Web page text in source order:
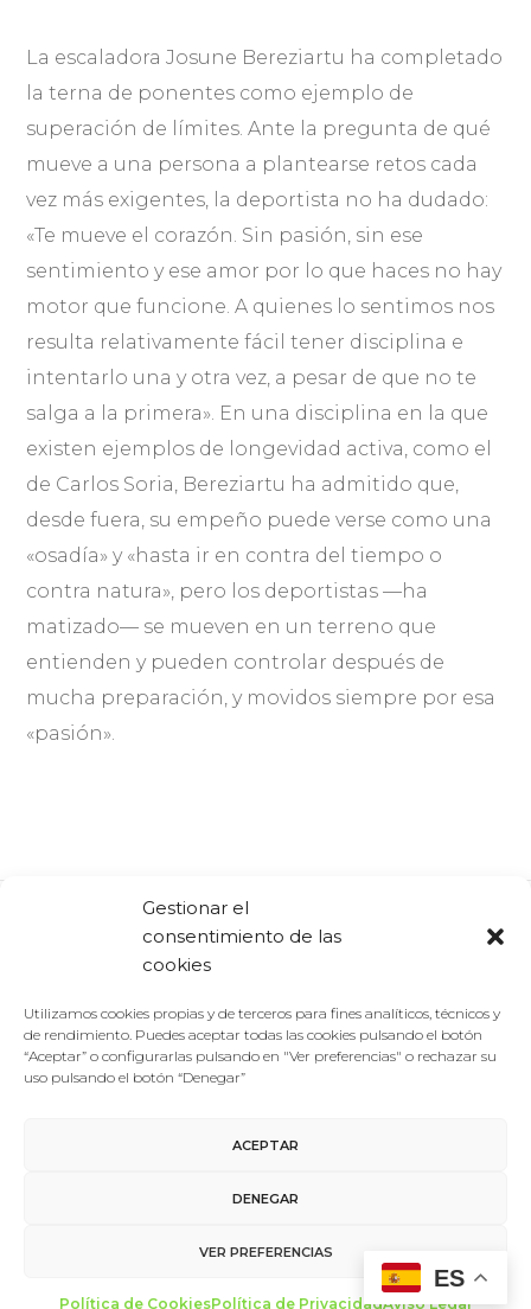
Gestionar el
consentimiento de las
cookies
Utilizamos cookies propias y de terceros para fines analíticos, técnicos y
de rendimiento. Puedes aceptar todas las cookies pulsando el botón
“Aceptar” o configurarlas pulsando en "Ver preferencias" o rechazar su
uso pulsando el botón “Denegar”
ACEPTAR
DENEGAR
VER PREFERENCIAS
Política de CookiesPolítica de PrivacidadAviso Legal
La escaladora Josune Bereziartu ha completado
la terna de ponentes como ejemplo de
superación de límites. Ante la pregunta de qué
mueve a una persona a plantearse retos cada
vez más exigentes, la deportista no ha dudado:
«Te mueve el corazón. Sin pasión, sin ese
sentimiento y ese amor por lo que haces no hay
motor que funcione. A quienes lo sentimos nos
resulta relativamente fácil tener disciplina e
intentarlo una y otra vez, a pesar de que no te
salga a la primera». En una disciplina en la que
existen ejemplos de longevidad activa, como el
de Carlos Soria, Bereziartu ha admitido que,
desde fuera, su empeño puede verse como una
«osadía» y «hasta ir en contra del tiempo o
contra natura», pero los deportistas —ha
matizado— se mueven en un terreno que
entienden y pueden controlar después de
mucha preparación, y movidos siempre por esa
«pasión».
Comparte: Facebook Twitter
made with ♥ bymiltrescientosgramos
ES